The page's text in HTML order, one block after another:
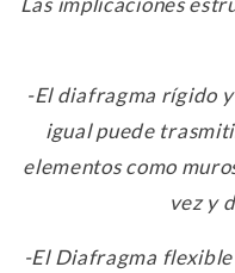
-El diafragma rígido
igual puede
elementos como
vez y
-El Diafragma